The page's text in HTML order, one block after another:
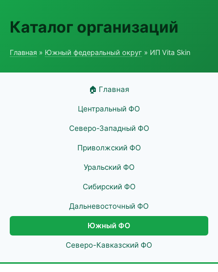
Каталог организаций
Главная » Южный федеральный округ » ИП Vita Skin
🏠 Главная
Центральный ФО
Северо-Западный ФО
Приволжский ФО
Уральский ФО
Сибирский ФО
Дальневосточный ФО
Южный ФО
Северо-Кавказский ФО